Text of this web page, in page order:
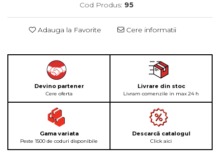
Cod Produs: 95
Adauga la Favorite Cere informatii
Devino partener
Cere oferta
Livrare din stoc
Livram comenzile in max 24 h
Gama variata
Peste 1500 de coduri disponibile
Descarcă catalogul
Click aici